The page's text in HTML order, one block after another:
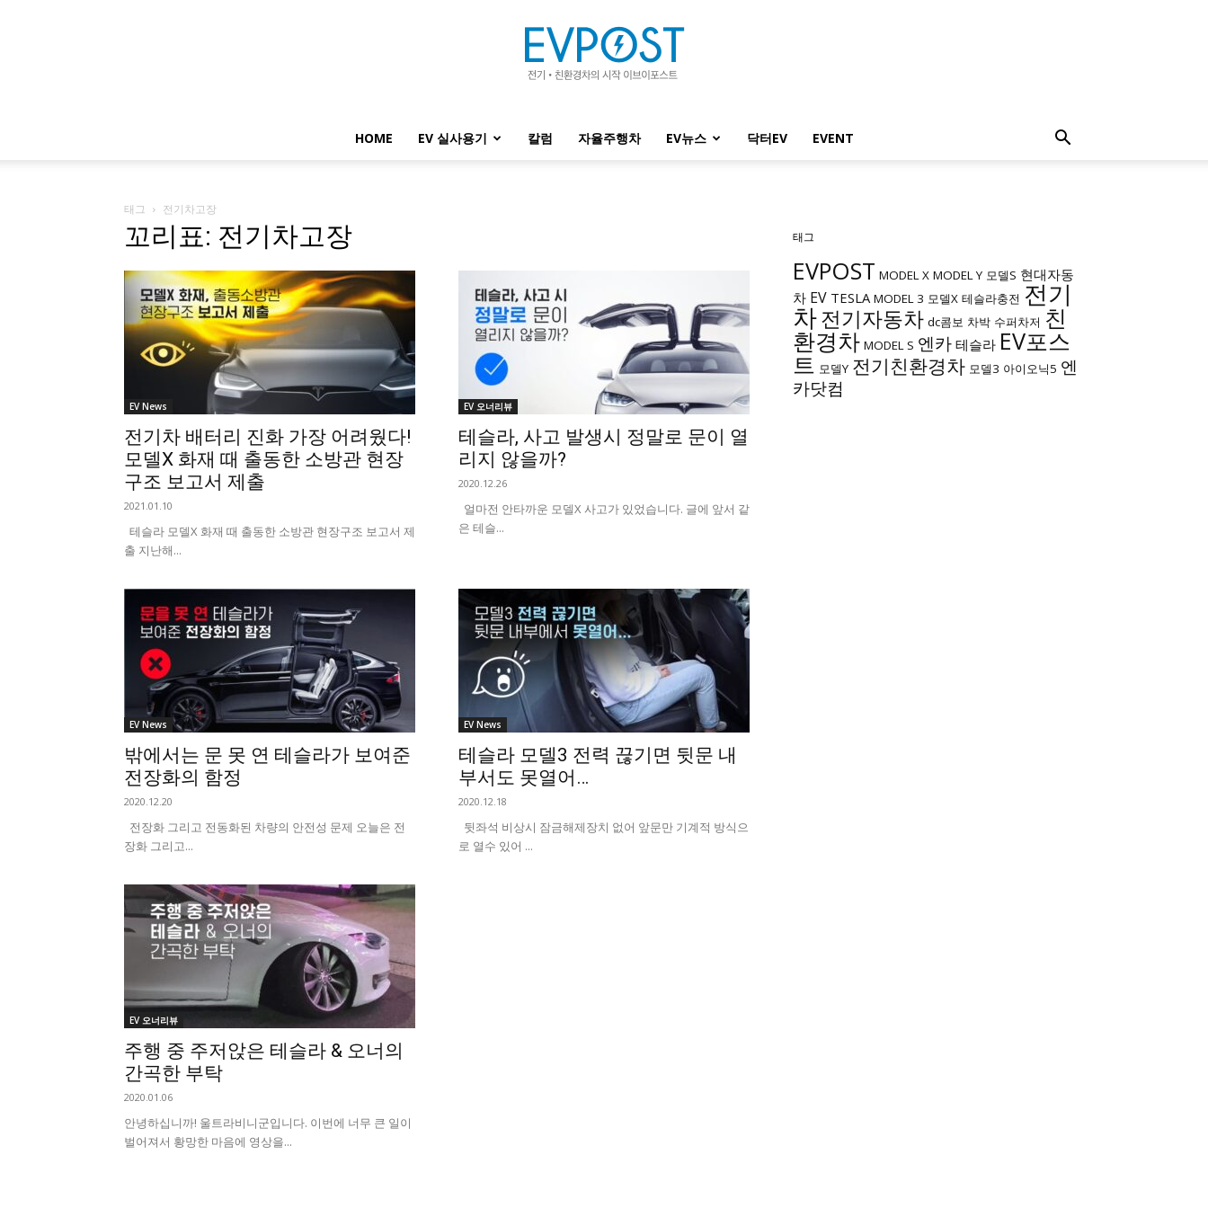
HOME EV 실사용기 칼럼 자율주행차 EV뉴스 닥터EV EVENT
태그 전기차고장
꼬리표: 전기차고장
EV News
전기차 배터리 진화 가장 어려웠다!
모델X 화재 때 출동한 소방관 현장
구조 보고서 제출
2021.01.10
테슬라 모델X 화재 때 출동한 소방관 현장구조 보고서 제
출 지난해...
EV 오너리뷰
테슬라, 사고 발생시 정말로 문이 열
리지 않을까?
2020.12.26
얼마전 안타까운 모델X 사고가 있었습니다. 글에 앞서 같
은 테슬...
EV News
밖에서는 문 못 연 테슬라가 보여준
전장화의 함정
2020.12.20
전장화 그리고 전동화된 차량의 안전성 문제 오늘은 전
장화 그리고...
EV News
테슬라 모델3 전력 끊기면 뒷문 내
부서도 못열어…
2020.12.18
뒷좌석 비상시 잠금해제장치 없어 앞문만 기계적 방식으
로 열수 있어 ...
EV 오너리뷰
주행 중 주저앉은 테슬라 & 오너의
간곡한 부탁
2020.01.06
안녕하십니까! 울트라비니군입니다. 이번에 너무 큰 일이
벌어져서 황망한 마음에 영상을...
태그
EVPOST MODEL X MODEL Y 모델S 현대자동
차 EV TESLA MODEL 3 모델X 테슬라충전 전기
차전기자동차 dc콤보 차박 수퍼차저 친
환경차 MODEL S 엔카 테슬라 EV포스
트 모델Y 전기친환경차 모델3 아이오닉5 엔
카닷컴